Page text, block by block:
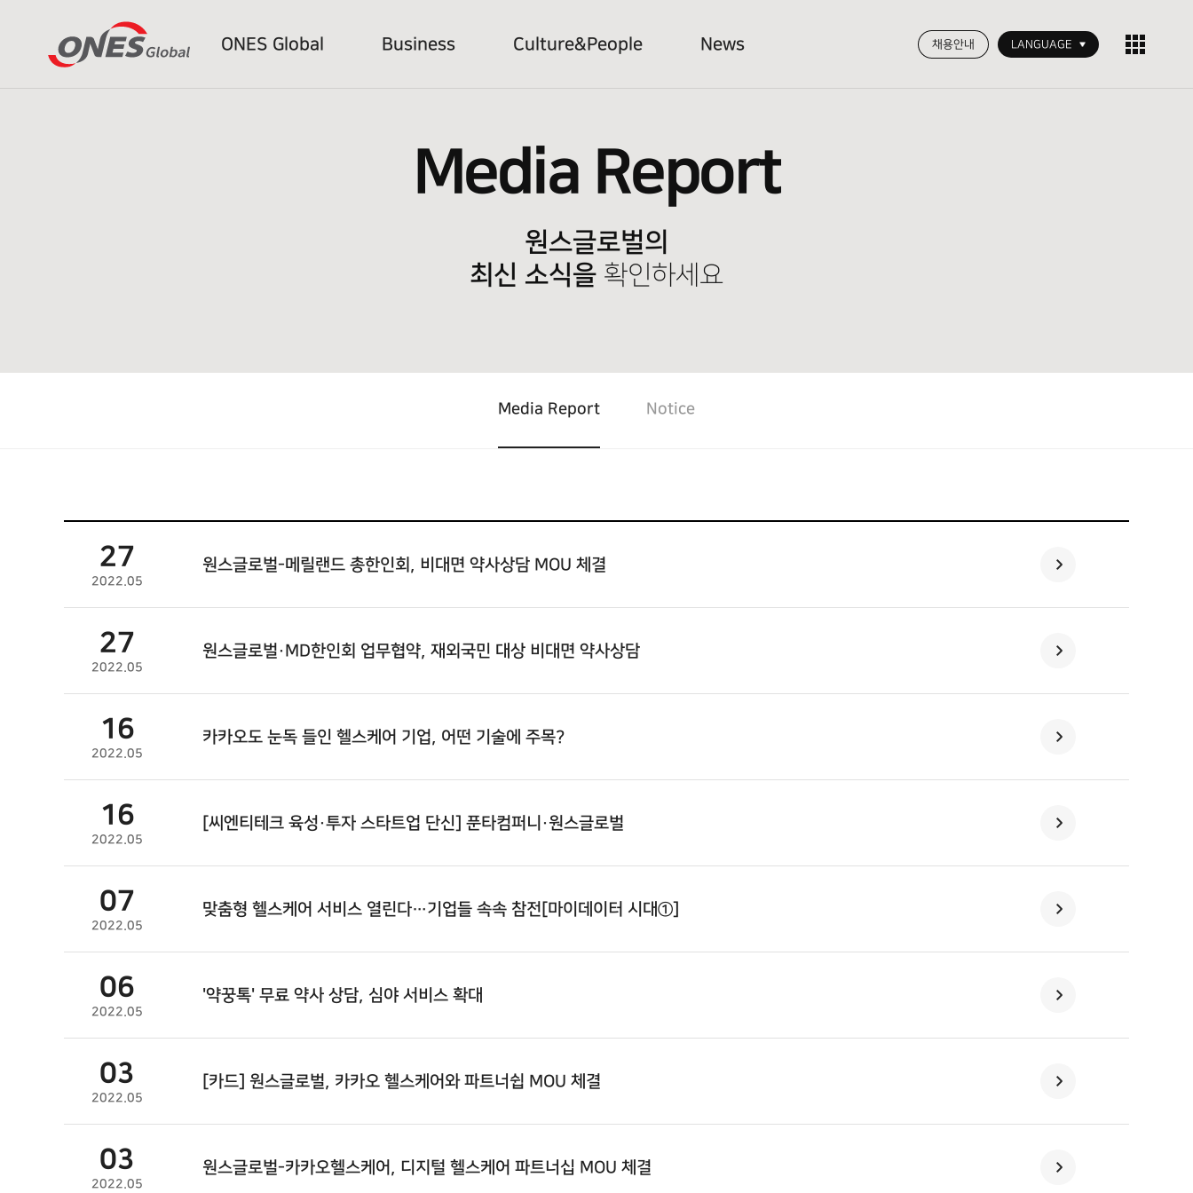
ONES Global Business Culture&People News 채용안내 LANGUAGE
Media Report
원스글로벌의
최신 소식을 확인하세요
Media Report Notice
27
2022.05
원스글로벌-메릴랜드 총한인회, 비대면 약사상담 MOU 체결
27
2022.05
원스글로벌·MD한인회 업무협약, 재외국민 대상 비대면 약사상담
16
2022.05
카카오도 눈독 들인 헬스케어 기업, 어떤 기술에 주목?
16
2022.05
[씨엔티테크 육성·투자 스타트업 단신] 푼타컴퍼니·원스글로벌
07
2022.05
맞춤형 헬스케어 서비스 열린다…기업들 속속 참전[마이데이터 시대①]
06
2022.05
'약꿍톡' 무료 약사 상담, 심야 서비스 확대
03
2022.05
[카드] 원스글로벌, 카카오 헬스케어와 파트너쉽 MOU 체결
03
2022.05
원스글로벌-카카오헬스케어, 디지털 헬스케어 파트너십 MOU 체결